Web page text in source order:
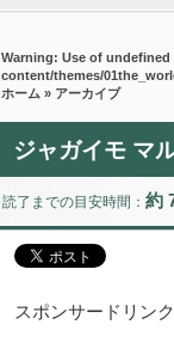
Warning: Use of
content/themes/
ホーム » アーカイブ
ジャガイモ マ
読了までの目安時間： 約
スポンサードリンク